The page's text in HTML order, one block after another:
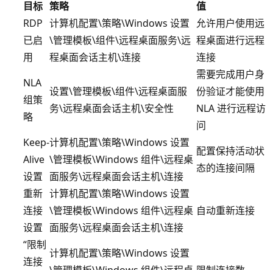
目标 策略
值
RDP
已启
用
计算机配置\策略\Windows 设置
\管理模板\组件\远程桌面服务\远
程桌面会话主机\连接
允许用户使用远
程桌面进行远程
连接
NLA
组策
略
设置\管理模板\组件\远程桌面服
务\远程桌面会话主机\安全性
需要完成用户身
份验证才能使用
NLA 进行远程访
问
Keep-
Alive
设置
计算机配置\策略\Windows 设置
\管理模板\Windows 组件\远程桌
面服务\远程桌面会话主机\连接
配置保持活动状
态的连接间隔
重新
连接
设置
计算机配置\策略\Windows 设置
\管理模板\Windows 组件\远程桌
面服务\远程桌面会话主机\连接
自动重新连接
“限制
连接
计算机配置\策略\Windows 设置